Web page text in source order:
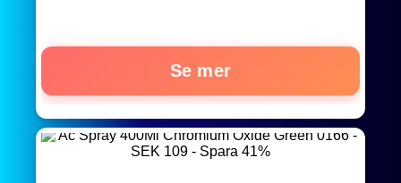
Se mer